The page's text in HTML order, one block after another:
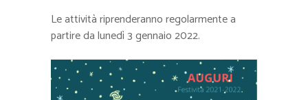
Le attività riprenderanno regolarmente a
partire da lunedì 3 gennaio 2022.